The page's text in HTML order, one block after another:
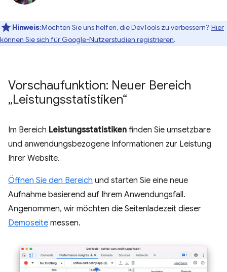
Hinweis:Möchten Sie uns helfen, die DevTools zu verbessern? Hier
können Sie sich für Google-Nutzerstudien registrieren.
Vorschaufunktion: Neuer Bereich
„Leistungsstatistiken“
Im Bereich Leistungsstatistiken finden Sie umsetzbare
und anwendungsbezogene Informationen zur Leistung
Ihrer Website.
Öffnen Sie den Bereich und starten Sie eine neue
Aufnahme basierend auf Ihrem Anwendungsfall.
Angenommen, wir möchten die Seitenladezeit dieser
Demoseite messen.